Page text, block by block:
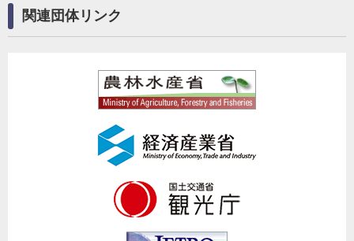
関連団体リンク